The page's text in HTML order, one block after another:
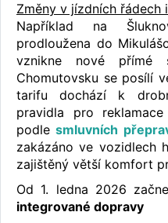
Změny v jízdních
Například na
prodloužena do
vznikne nové
Chomutovsku se posílí
tarifu dochází k
pravidla pro
podlesmluvních
zakázáno ve vozidlech
zajištěný větší komfort
Od 1. ledna 2026
integrované dopravy